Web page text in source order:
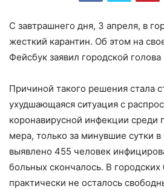
С завтрашнего дня, 3 апреля, в
жесткий карантин. Об этом на
Фейсбук заявил городской
Причиной такого решения стала
ухудшающаяся ситуация с
коронавирусной инфекции среди
мера, только за минувшие сутки
выявлено 455 человек
больных скончалось. В городских
практически не осталось